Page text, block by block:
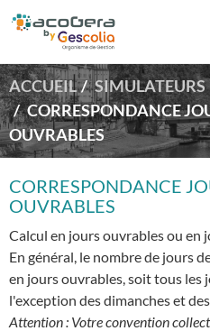
ACCUEIL
SIMULATEURS
CORRESPONDANCE
OUVRABLES
CORRESPONDANCE
OUVRABLES
Calcul en jours ouvrables ou en
En général, le nombre de jours
en jours ouvrables, soit tous les
l'exception des dimanches et
Attention : Votre convention